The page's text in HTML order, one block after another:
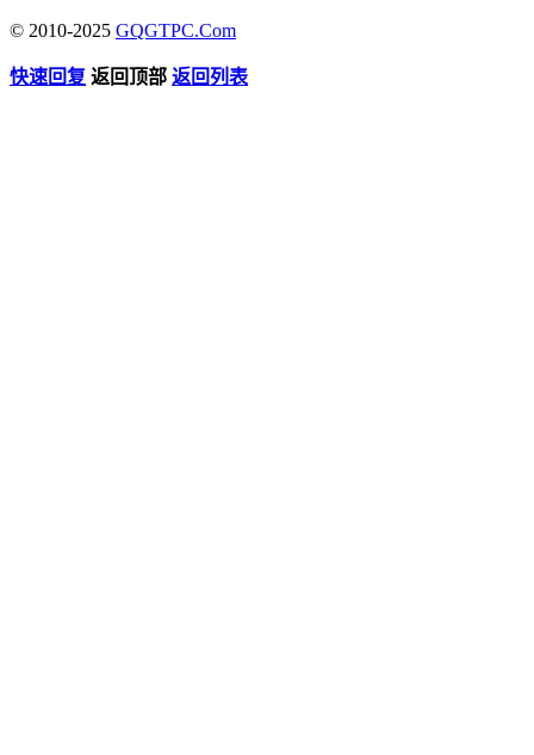
© 2010-2025 GQGTPC.Com
快速回复 返回顶部 返回列表